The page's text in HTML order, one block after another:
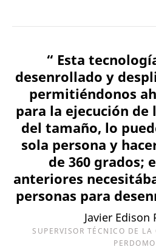
“ Esta
desenrollado y
permitiéndonos
para la ejecución de
del tamaño, lo
sola persona y
de 360 grados;
anteriores
personas para
Javier Edison
SUPERVISOR TÉCNICO DE